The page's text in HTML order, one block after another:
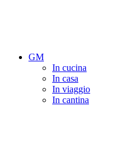
GM
In cucina
In casa
In viaggio
In cantina